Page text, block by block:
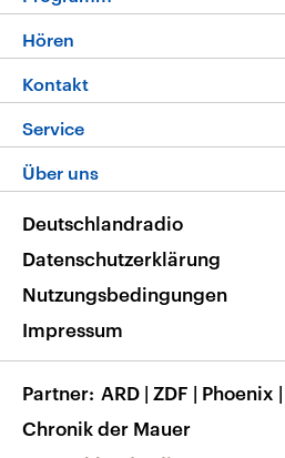
Programm
Die Nachrichten
Nachrichtenleicht
Neue Beiträge auf dlf.de
Hören
Livestream
Podcasts
Deutschlandfunk App
Nachrichten App
Frequenzen
Kontakt
Hörerservice
Service
FAQ
Veranstaltungen
Musikliste
RSS
Über uns
Barrierefreiheit
Deutschlandradio
Datenschutzerklärung
Nutzungsbedingungen
Impressum
Partner ARD | ZDF | Phoenix |
Chronik der Mauer